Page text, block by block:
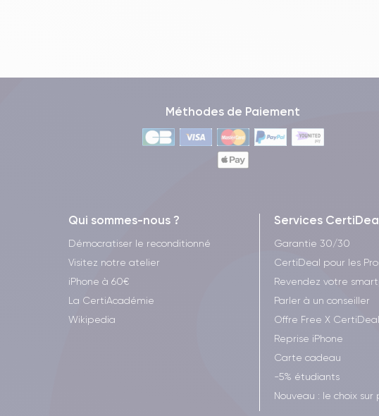
Méthodes de Paiement
Qui sommes-nous ?
Démocratiser le reconditionné
Visitez notre atelier
iPhone à 60€
La CertiAcadémie
Wikipedia
Services
Garantie 30/30
CertiDeal pour les
Revendez votre
Parler à un conseiller
Offre Free X CertiDeal
Reprise iPhone
Carte cadeau
-5% étudiants
Nouveau : le choix sur